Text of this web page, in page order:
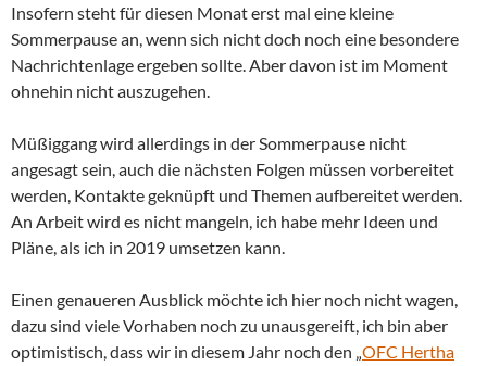
Insofern steht für diesen Monat erst mal eine kleine
Sommerpause an, wenn sich nicht doch noch eine besondere
Nachrichtenlage ergeben sollte. Aber davon ist im Moment
ohnehin nicht auszugehen.
Müßiggang wird allerdings in der Sommerpause nicht
angesagt sein, auch die nächsten Folgen müssen vorbereitet
werden, Kontakte geknüpft und Themen aufbereitet werden.
An Arbeit wird es nicht mangeln, ich habe mehr Ideen und
Pläne, als ich in 2019 umsetzen kann.
Einen genaueren Ausblick möchte ich hier noch nicht wagen,
dazu sind viele Vorhaben noch zu unausgereift, ich bin aber
optimistisch, dass wir in diesem Jahr noch den „OFC Hertha